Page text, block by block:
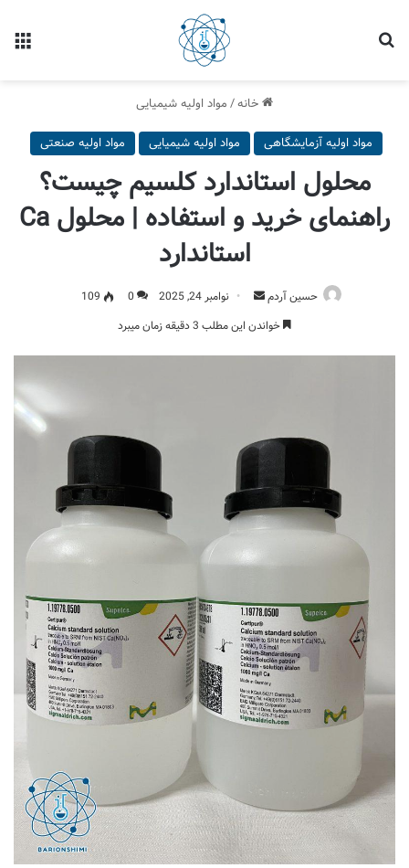
خانه/مواد اولیه شیمیایی
مواد اولیه آزمایشگاهی مواد اولیه شیمیایی مواد اولیه صنعتی
محلول استاندارد کلسیم چیست؟
راهنمای خرید و استفاده | محلول Ca
استاندارد
حسین آردم نوامبر 24, 2025 0
109
خواندن این مطلب 3 دقیقه زمان میبرد